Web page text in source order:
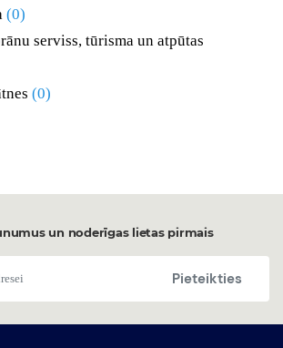
(0)
serviss, tūrisma un atpūtas
(0)
un noderīgas lietas pirmais
Pieteikties